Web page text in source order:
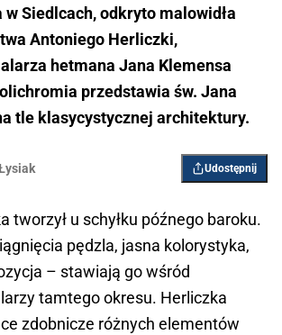
w Siedlcach, odkryto malowidła
Antoniego Herliczki,
hetmana Jana Klemensa
przedstawia św. Jana
tle klasycystycznej architektury.
Udostępnij
tworzył u schyłku późnego baroku.
pędzla, jasna kolorystyka,
– stawiają go wśród
tamtego okresu. Herliczka
zdobnicze różnych elementów